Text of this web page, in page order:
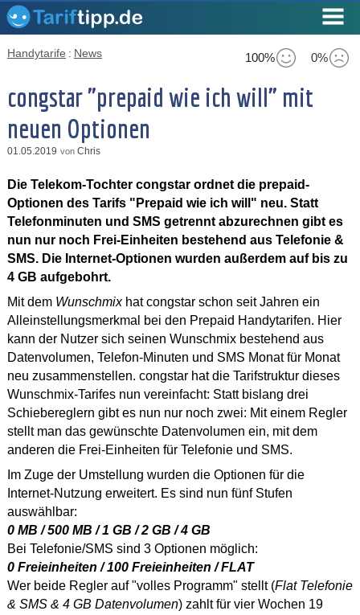
100% 0%
Handytarife : News
congstar "prepaid wie ich will" mit
neuen Optionen
01.05.2019 von Chris
Die Telekom-Tochter congstar ordnet die prepaid-
Optionen des Tarifs "Prepaid wie ich will" neu. Statt
Telefonminuten und SMS getrennt abzurechnen gibt es
nun nur noch Frei-Einheiten bestehend aus Telefonie &
SMS. Die Internet-Optionen wurden außerdem auf bis zu
4 GB aufgebohrt.
Mit dem Wunschmixhat congstar schon seit Jahren ein
Alleinstellungsmerkmal bei den Prepaid Handytarifen. Hier
kann der Nutzer sich seinen Wunschmix bestehend aus
Datenvolumen, Telefon-Minuten und SMS Monat für Monat
neu zusammenstellen. congstar hat die Tarifstruktur dieses
Wunschmix-Tarifes nun vereinfacht: Statt bislang drei
Schiebereglern gibt es nun nur noch zwei: Mit einem Regler
stellt man das gewünschte Datenvolumen ein, mit dem
anderen die Frei-Einheiten für Telefonie und SMS.
Im Zuge der Umstellung wurden die Optionen für die
Internet-Nutzung erweitert. Es sind nun fünf Stufen
auswählbar:
0 MB / 500 MB / 1 GB / 2 GB / 4 GB
Bei Telefonie/SMS sind 3 Optionen möglich:
0 Freieinheiten / 100 Freieinheiten / FLAT
Wer beide Regler auf "volles Programm" stellt (Flat Telefonie
& SMS & 4 GB Datenvolumen) zahlt für vier Wochen 19